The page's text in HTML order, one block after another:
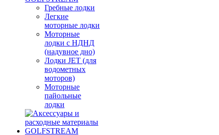
Гребные лодки
Легкие
моторные лодки
Моторные
лодки с НДНД
(надувное дно)
Лодки JET (для
водометных
моторов)
Моторные
пайольные
лодки